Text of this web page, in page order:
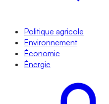
Politique agricole
Environnement
Économie
Énergie